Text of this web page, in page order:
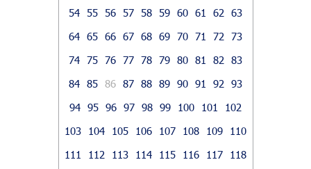
54 55 56 57 58 59 60 61 62
63
64 65 66 67 68 69 70 71 72
73
74 75 76 77 78 79 80 81 82
83
84 85 86 87 88 89 90 91 92
93
94 95 96 97 98 99 100 101
102
103
104 105 106 107 108 109
110
111
112 113 114 115 116 117
118